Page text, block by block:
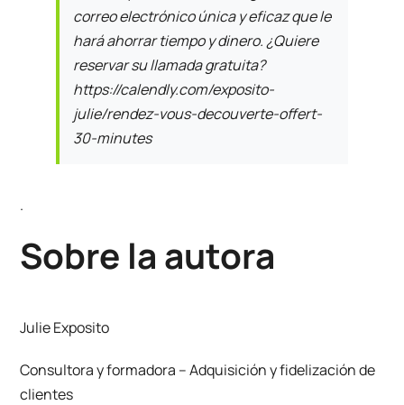
correo electrónico única y eficaz que le
hará ahorrar tiempo y dinero. ¿Quiere
reservar su llamada gratuita?
https://calendly.com/exposito-
julie/rendez-vous-decouverte-offert-
30-minutes
.
Sobre la autora
Julie Exposito
Consultora y formadora – Adquisición y fidelización de
clientes